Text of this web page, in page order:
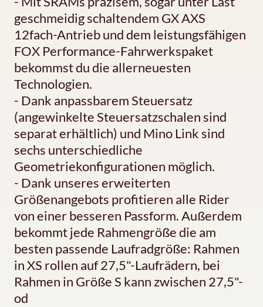
geschmeidig schaltendem GX AXS
12fach-Antrieb und dem leistungsfähigen
FOX Performance-Fahrwerkspaket
bekommst du die allerneuesten
Technologien.
- Dank anpassbarem Steuersatz
(angewinkelte Steuersatzschalen sind
separat erhältlich) und Mino Link sind
sechs unterschiedliche
Geometriekonfigurationen möglich.
- Dank unseres erweiterten
Größenangebots profitieren alle Rider
von einer besseren Passform. Außerdem
bekommt jede Rahmengröße die am
besten passende Laufradgröße: Rahmen
in XS rollen auf 27,5"-Laufrädern, bei
Rahmen in Größe S kann zwischen 27,5"-
od